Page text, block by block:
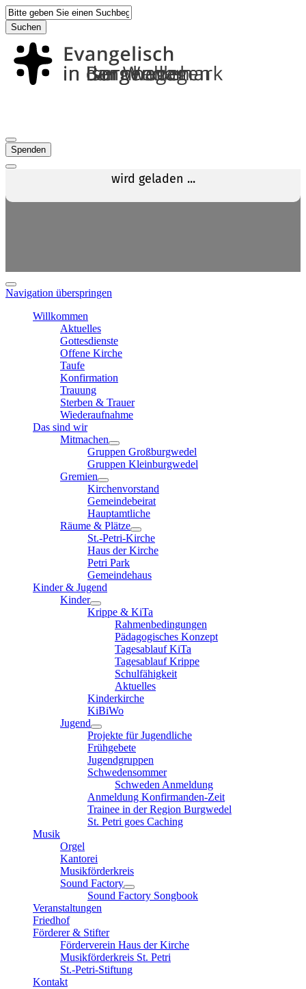
Suchen
Spenden
Navigation überspringen
Willkommen
Aktuelles
Gottesdienste
Offene Kirche
Taufe
Konfirmation
Trauung
Sterben & Trauer
Wiederaufnahme
Das sind wir
Mitmachen
Gruppen Großburgwedel
Gruppen Kleinburgwedel
Gremien
Kirchenvorstand
Gemeindebeirat
Hauptamtliche
Räume & Plätze
St.-Petri-Kirche
Haus der Kirche
Petri Park
Gemeindehaus
Kinder & Jugend
Kinder
Krippe & KiTa
Rahmenbedingungen
Pädagogisches Konzept
Tagesablauf KiTa
Tagesablauf Krippe
Schulfähigkeit
Aktuelles
Kinderkirche
KiBiWo
Jugend
Projekte für Jugendliche
Frühgebete
Jugendgruppen
Schwedensommer
Schweden Anmeldung
Anmeldung Konfirmanden-Zeit
Trainee in der Region Burgwedel
St. Petri goes Caching
Musik
Orgel
Kantorei
Musikförderkreis
Sound Factory
Sound Factory Songbook
Veranstaltungen
Friedhof
Förderer & Stifter
Förderverein Haus der Kirche
Musikförderkreis St. Petri
St.-Petri-Stiftung
Kontakt